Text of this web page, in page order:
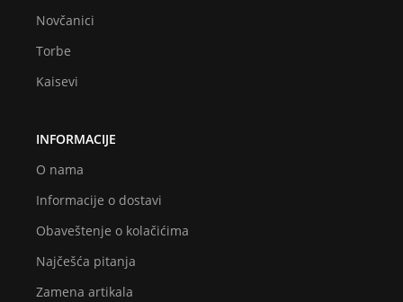
Novčanici
Torbe
Kaisevi
INFORMACIJE
O nama
Informacije o dostavi
Obaveštenje o kolačićima
Najčešća pitanja
Zamena artikala